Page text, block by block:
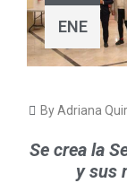
ENE
By Adriana
Se crea la
y sus